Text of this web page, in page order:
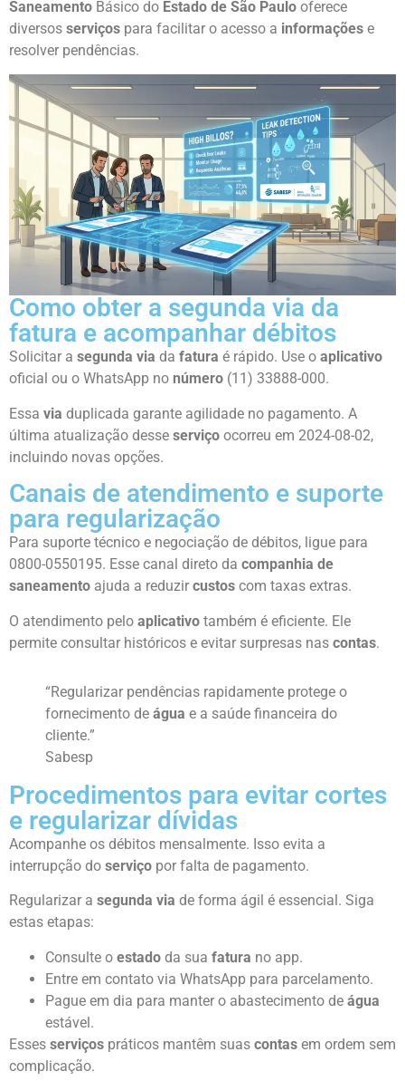
Saneamento Básico do Estado de São Paulo oferece
diversos serviços para facilitar o acesso a informações e
resolver pendências.
Como obter a segunda via da
fatura e acompanhar débitos
Solicitar a segunda via da fatura é rápido. Use o aplicativo
oficial ou o WhatsApp no número (11) 33888-000.
Essa via duplicada garante agilidade no pagamento. A
última atualização desse serviço ocorreu em 2024-08-02,
incluindo novas opções.
Canais de atendimento e suporte
para regularização
Para suporte técnico e negociação de débitos, ligue para
0800-0550195. Esse canal direto da companhia de
saneamento ajuda a reduzir custos com taxas extras.
O atendimento pelo aplicativo também é eficiente. Ele
permite consultar históricos e evitar surpresas nas contas.
“Regularizar pendências rapidamente protege o
fornecimento de água e a saúde financeira do
cliente.”
Sabesp
Procedimentos para evitar cortes
e regularizar dívidas
Acompanhe os débitos mensalmente. Isso evita a
interrupção do serviço por falta de pagamento.
Regularizar a segunda via de forma ágil é essencial. Siga
estas etapas:
Consulte o estado da sua fatura no app.
Entre em contato via WhatsApp para parcelamento.
Pague em dia para manter o abastecimento de água
estável.
Esses serviços práticos mantêm suas contas em ordem sem
complicação.